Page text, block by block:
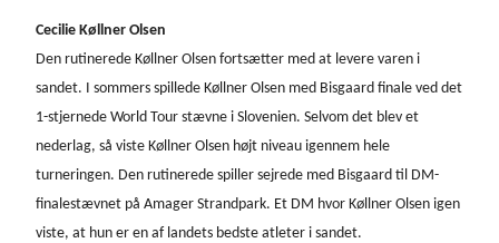
Cecilie Køllner Olsen
Den rutinerede Køllner Olsen fortsætter med at levere varen i
sandet. I sommers spillede Køllner Olsen med Bisgaard finale ved det
1-stjernede World Tour stævne i Slovenien. Selvom det blev et
nederlag, så viste Køllner Olsen højt niveau igennem hele
turneringen. Den rutinerede spiller sejrede med Bisgaard til DM-
finalestævnet på Amager Strandpark. Et DM hvor Køllner Olsen igen
viste, at hun er en af landets bedste atleter i sandet.